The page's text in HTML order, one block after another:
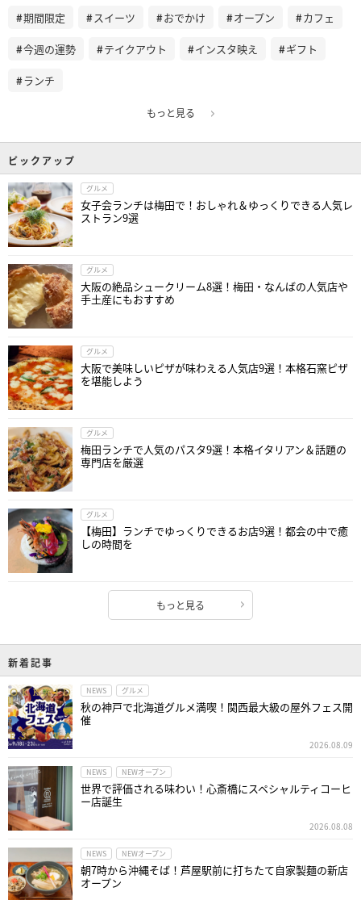
期間限定 スイーツ おでかけ オープン カフェ
今週の運勢 テイクアウト インスタ映え ギフト
ランチ
もっと見る
ピックアップ
グルメ
女子会ランチは梅田で！おしゃれ＆ゆっくりできる人気レ
ストラン9選
グルメ
大阪の絶品シュークリーム8選！梅田・なんばの人気店や
手土産にもおすすめ
グルメ
大阪で美味しいピザが味わえる人気店9選！本格石窯ピザ
を堪能しよう
グルメ
梅田ランチで人気のパスタ9選！本格イタリアン＆話題の
専門店を厳選
グルメ
【梅田】ランチでゆっくりできるお店9選！都会の中で癒
しの時間を
もっと見る
新着記事
NEWS グルメ
秋の神戸で北海道グルメ満喫！関西最大級の屋外フェス開
催
2026.08.09
NEWS NEWオープン
世界で評価される味わい！心斎橋にスペシャルティコーヒ
ー店誕生
2026.08.08
NEWS NEWオープン
朝7時から沖縄そば！芦屋駅前に打ちたて自家製麺の新店
オープン